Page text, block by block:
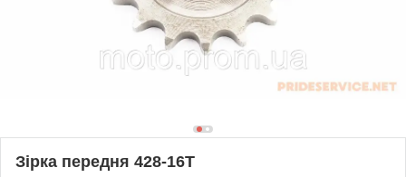
Зірка передня 428-16T